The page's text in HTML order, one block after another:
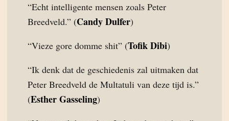
“Echt intelligente mensen zoals Peter
Breedveld.” (Candy Dulfer)
“Vieze gore domme shit” (Tofik Dibi)
“Ik denk dat de geschiedenis zal uitmaken dat
Peter Breedveld de Multatuli van deze tijd is.”
(Esther Gasseling)